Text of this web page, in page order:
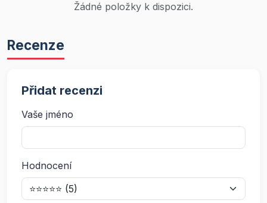
Žádné položky k dispozici.
Recenze
Přidat recenzi
Vaše jméno
Hodnocení